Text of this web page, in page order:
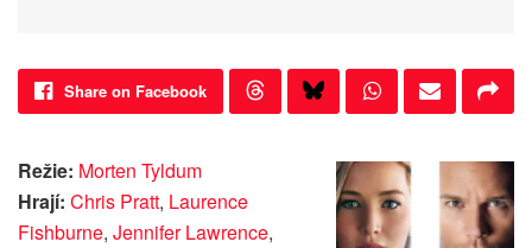
Share on Facebook
Režie: Morten Tyldum
Hrají: Chris Pratt, Laurence
Fishburne, Jennifer Lawrence,